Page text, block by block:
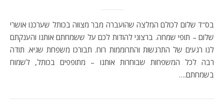
בס"ד שלום לכולם המלצה שהועברה מבר מצווה בכותל שערכנו אושרי
שלום – תופי שמחה. ברצוני להודות לכם על ששמחתם אותנו והענקתם
לנו רגעים של התרגשות והתרוממות רוח. תבורכו משפחת שגיא. תודה
רבה לכל המשפחות שבוחרות אותנו – מתופפים בכותל, לשמוח
בשמחתם.…